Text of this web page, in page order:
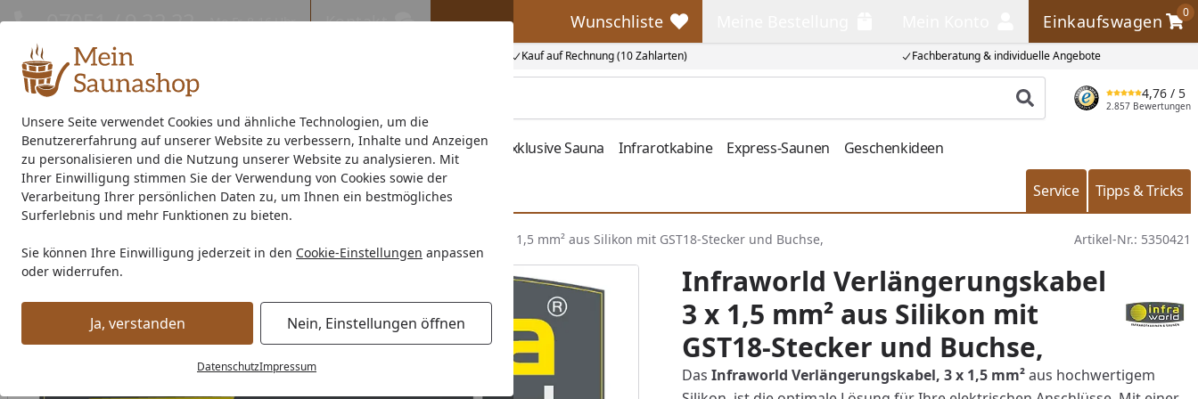
Unsere Seite verwendet Cookies und ähnliche Technologien, um die
Benutzererfahrung auf unserer Website zu verbessern, Inhalte und Anzeigen
zu personalisieren und die Nutzung unserer Website zu analysieren. Mit
Ihrer Einwilligung stimmen Sie der Verwendung von Cookies sowie der
Verarbeitung Ihrer persönlichen Daten zu, um Ihnen ein bestmögliches
Surferlebnis und mehr Funktionen zu bieten.
Sie können Ihre Einwilligung jederzeit in den Cookie-Einstellungen anpassen
oder widerrufen.
Ja, verstanden Nein, Einstellungen öffnen
DatenschutzImpressum
Kauf auf Rechnung (10 Zahlarten) Fachberatung & individuelle Angebote
07051 / 9 22 22 Mo-Fr. 8-16 Uhr Kontakt Wunschliste
Wunschliste Einkaufswagen
0
Einkaufswagen
Produkt suchen
4,76 / 5
2.857 Bewertungen
Außensauna Indoor-Sauna Energiespar-Sauna Saunaofen Zubehör Exklusive Sauna Infrarotkabine Express-Saunen Geschenkideen
Saunahersteller % Sale % Service Tipps & Tricks
Startseite
Infraworld Verlängerungskabel 3 x 1,5 mm² aus Silikon mit GST18-Stecker und Buchse, Artikel-Nr.: 5350421
Infraworld Verlängerungskabel
3 x 1,5 mm² aus Silikon mit
GST18-Stecker und Buchse,
Das Infraworld Verlängerungskabel, 3 x 1,5 mm²aus hochwertigem